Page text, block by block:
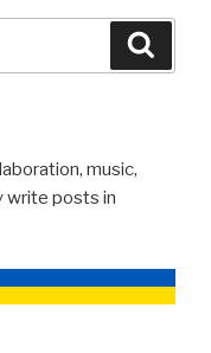
music,
write posts in